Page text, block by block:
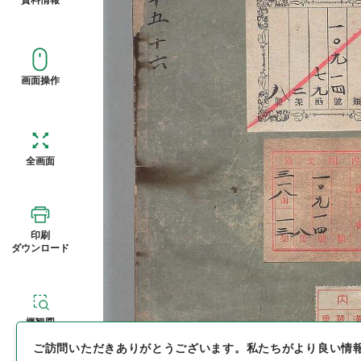
画面操作
全画面
印刷
ダウンロード
概観図
ご訪問いただきありがとうございます。 私たちがより良い情